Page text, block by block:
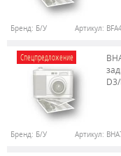
Бренд: Б/У Артикул:
Спецпредложение
Бренд: Б/У Артикул: